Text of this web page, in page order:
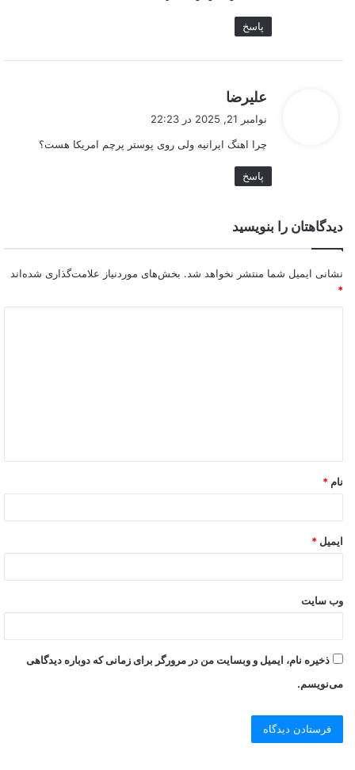
پاسخ
علیرضا
:
نوامبر 21, 2025 در 22:23
چرا اهنگ ایرانیه ولی روی پوستر پرچم امریکا هست؟
پاسخ
دیدگاهتان را بنویسید
نشانی ایمیل شما منتشر نخواهد شد. بخش‌های موردنیاز علامت‌گذاری شده‌اند
*
نام *
ایمیل *
وب‌ سایت
ذخیره نام، ایمیل و وبسایت من در مرورگر برای زمانی که دوباره دیدگاهی
می‌نویسم.